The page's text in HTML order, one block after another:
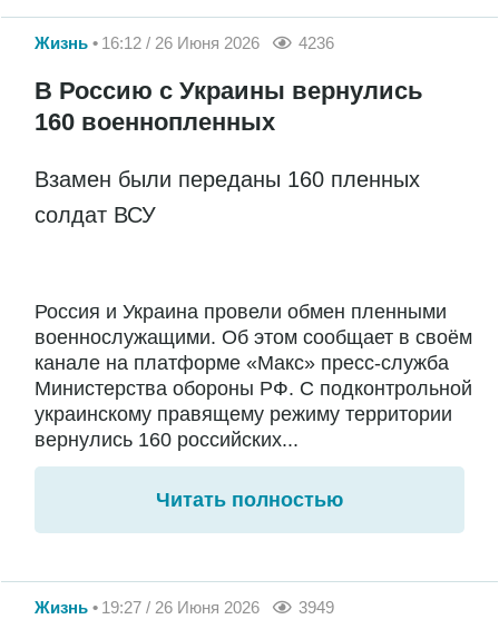
Жизнь 16:12 / 26 Июня 2026 4236
В Россию с Украины вернулись
160 военнопленных
Взамен были переданы 160 пленных
солдат ВСУ
Россия и Украина провели обмен пленными
военнослужащими. Об этом сообщает в своём
канале на платформе «Макс» пресс-служба
Министерства обороны РФ. С подконтрольной
украинскому правящему режиму территории
вернулись 160 российских...
Читать полностью
Жизнь 19:27 / 26 Июня 2026 3949